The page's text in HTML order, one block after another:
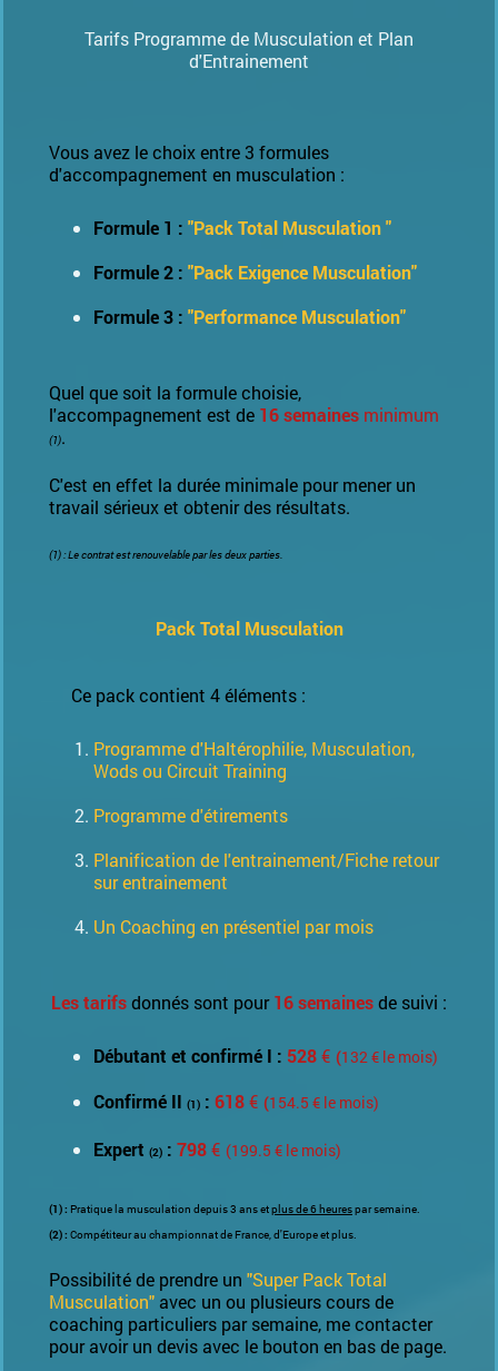
Tarifs Programme de Musculation et Plan
d'Entrainement
Vous avez le choix entre 3 formules
d'accompagnement en musculation :
Formule 1 : "Pack Total Musculation "
Formule 2 : "Pack Exigence Musculation"
Formule 3 : "Performance Musculation"
Quel que soit la formule choisie,
l'accompagnement est de 16 semaines minimum
(1).
C'est en effet la durée minimale pour mener un
travail sérieux et obtenir des résultats.
(1) : Le contrat estrenouvelable par les deux parties.
Pack Total Musculation
Ce pack contient 4 éléments :
Programme d'Haltérophilie, Musculation,
Wods ou Circuit Training
Programme d'étirements
Planification de l'entrainement/Fiche retour
sur entrainement
Un Coaching en présentiel par mois
Les tarifsdonnés sont pour 16 semainesde suivi :
Débutant et confirmé I : 528€ (132 € le mois)
Confirmé II (1) : 618€ (154.5 € le mois)
Expert (2) : 798€ (199.5 € le mois)
(1) : Pratique la musculation depuis 3 ans etplus de 6 heurespar semaine.
(2) : Compétiteur au championnat de France, d'Europe et plus.
Possibilité de prendre un "Super Pack Total
Musculation" avec un ou plusieurs cours de
coaching particuliers par semaine, me contacter
pour avoir un devis avec le bouton en bas de page.